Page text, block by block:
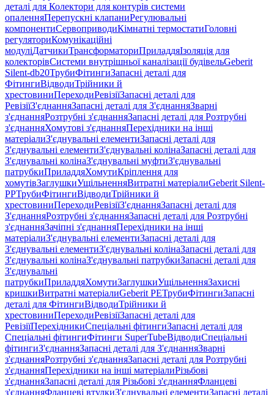
деталі для Колектори для контурів системи
опаленняПерепускні клапаниРегулювальні
компонентиСервоприводиКімнатні термостатиГоловні
регуляториКомунікаційні
модуліДатчикиТрансформаториПриладдяІзоляція для
колекторівСистеми внутрішньої каналізації будівельGeberit
Silent-db20ТрубиФітингиЗапасні деталі для
ФітингиВідводиТрійники й
хрестовиниПереходиРевізіїЗапасні деталі для
РевізіїЗ'єднанняЗапасні деталі для З'єднанняЗварні
з'єднанняРозтрубні з'єднанняЗапасні деталі для Розтрубні
з'єднанняХомутові з'єднанняПерехідники на інші
матеріалиЗ'єднувальні елементиЗапасні деталі для
З'єднувальні елементиЗ'єднувальні колінаЗапасні деталі для
З'єднувальні колінаЗ'єднувальні муфтиЗ'єднувальні
патрубкиПриладдяХомутиКріплення для
хомутівЗаглушкиУщільненняВитратні матеріалиGeberit Silent-
PPТрубиФітингиВідводиТрійники й
хрестовиниПереходиРевізіїЗ'єднанняЗапасні деталі для
З'єднанняРозтрубні з'єднанняЗапасні деталі для Розтрубні
з'єднанняЗачіпні з'єднанняПерехідники на інші
матеріалиЗ'єднувальні елементиЗапасні деталі для
З'єднувальні елементиЗ'єднувальні колінаЗапасні деталі для
З'єднувальні колінаЗ'єднувальні патрубкиЗапасні деталі для
З'єднувальні
патрубкиПриладдяХомутиЗаглушкиУщільненняЗахисні
кришкиВитратні матеріалиGeberit PEТрубиФітингиЗапасні
деталі для ФітингиВідводиТрійники й
хрестовиниПереходиРевізіїЗапасні деталі для
РевізіїПерехідникиСпеціальні фітингиЗапасні деталі для
Спеціальні фітингиФітинги SuperTubeВідводиСпеціальні
фітингиЗ'єднанняЗапасні деталі для З'єднанняЗварні
з'єднанняРозтрубні з'єднанняЗапасні деталі для Розтрубні
з'єднанняПерехідники на інші матеріалиРізьбові
з'єднанняЗапасні деталі для Різьбові з'єднанняФланцеві
з'єднанняФланцеві втулкиЗ'єднувальні елементиЗапасні деталі